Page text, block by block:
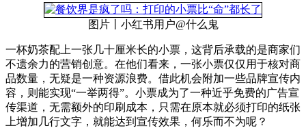
图片丨小红书用户@什么鬼
一杯奶茶配上一张几十厘米长的小票，这背后承载的是商家们
不遗余力的营销创意。在他们看来，一张小票仅仅用于核对商
品数量，无疑是一种资源浪费。借此机会附加一些品牌宣传内
容，则能实现“一举两得”。小票成为了一种近乎免费的广告宣
传渠道，无需额外的印刷成本，只需在原本就必须打印的纸张
上增加几行文字，就能达到宣传效果，何乐而不为呢？